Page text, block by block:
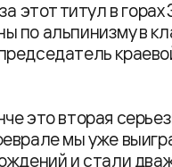
этот титул в
по альпинизму в
это вторая
мы уже
и стали